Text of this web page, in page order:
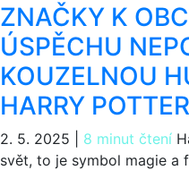
ZNAČKY K
ÚSPĚCHU
KOUZELNOU
HARRY POTTER
2. 5. 2025 8 minut čtení
svět, to je symbol magie a